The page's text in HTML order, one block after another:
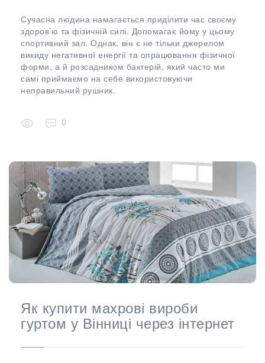
Сучасна людина намагається приділити час своєму
здоров’ю та фізичній силі. Допомагає йому у цьому
спортивний зал. Однак, він є не тільки джерелом
викиду негативної енергії та опрацювання фізичної
форми, а й розсадником бактерій, який часто ми
самі приймаємо на себе використовуючи
неправильний рушник.
0
Як купити махрові вироби
гуртом у Вінниці через інтернет